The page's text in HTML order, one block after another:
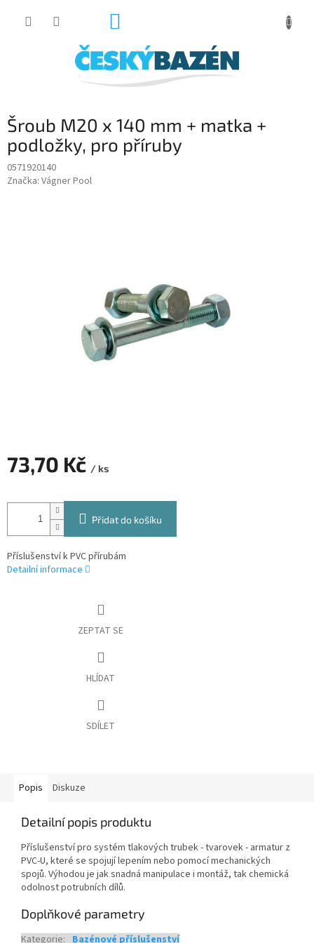
Šroub M20 x 140 mm + matka +
podložky, pro příruby
0571920140
Značka: Vágner Pool
73,70 Kč / ks
cena:
Přidat do košíku
Příslušenství k PVC přírubám
Detailní informace
ZEPTAT SE
HLÍDAT
SDÍLET
Popis Diskuze
Detailní popis produktu
Příslušenství pro systém tlakových trubek - tvarovek - armatur z
PVC-U, které se spojují lepením nebo pomocí mechanických
spojů. Výhodou je jak snadná manipulace i montáž, tak chemická
odolnost potrubních dílů.
Doplňkové parametry
Kategorie: Bazénové příslušenství